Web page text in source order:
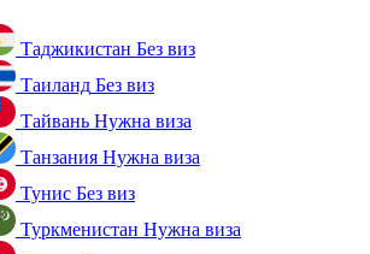
Таджикистан Без виз
Таиланд Без виз
Тайвань Нужна виза
Танзания Нужна виза
Тунис Без виз
Туркменистан Нужна виза